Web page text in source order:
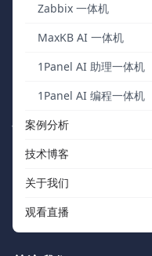
Zabbix 一体机
MaxKB AI 一体机
1Panel AI 助理一体机
1Panel AI 编程一体机
案例分析
技术博客
关于我们
观看直播
FIT2CLOUD 飞
我们秉持“软件用起来才有
中国数字化团队交付被广泛
快速浏览
关于我们
开源社区
如何购买